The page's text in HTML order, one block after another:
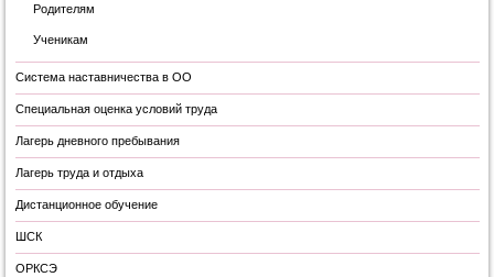
Родителям
Ученикам
Система наставничества в ОО
Специальная оценка условий труда
Лагерь дневного пребывания
Лагерь труда и отдыха
Дистанционное обучение
ШСК
ОРКСЭ